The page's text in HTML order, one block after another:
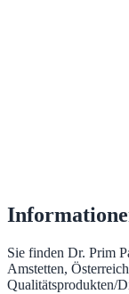
Sie finden Dr. Prim
Amstetten,
Qualitätsprodukten/